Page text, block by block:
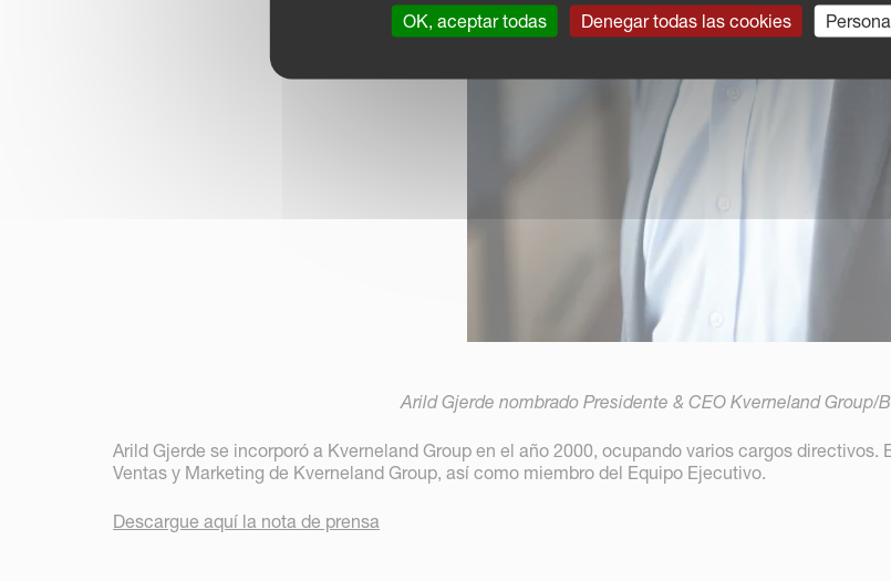
Arild Gjerde nombrado Presidente & CEO Kverneland Group/
Arild Gjerde se incorporó a Kverneland Group en el año 2000, ocupando varios cargos
Ventas y Marketing de Kverneland Group, así como miembro del Equipo Ejecutivo.
Descargue aquí la nota de prensa
OK, aceptar todas Denegar todas las cookies